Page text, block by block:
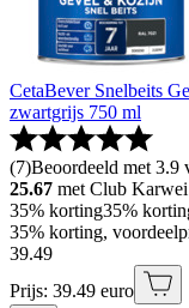
CetaBever Snelbeits
zwartgrijs 750 ml
(7)Beoordeeld met 3.9
25.67 met Club Karwei
35% korting35%
35% korting,
39.49
Prijs: 39.49 euro